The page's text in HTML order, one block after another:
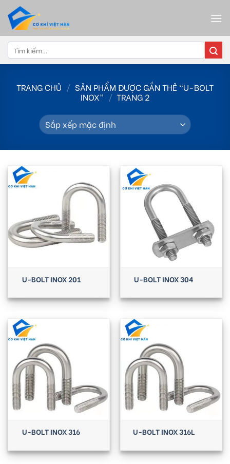
content
Tìm
kiếm:
TRANG CHỦ / SẢN PHẨM ĐƯỢC GẮN THẺ “U-BOLT
INOX” / TRANG 2
U-BOLT INOX 201 U-BOLT INOX 304
U-BOLT INOX 316 U-BOLT INOX 316L